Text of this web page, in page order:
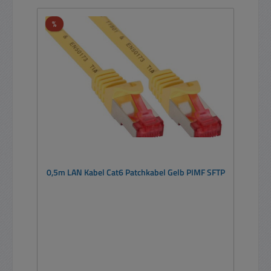
%Rabatt
0,5m LAN Kabel Cat6 Patchkabel Gelb PIMF SFTP